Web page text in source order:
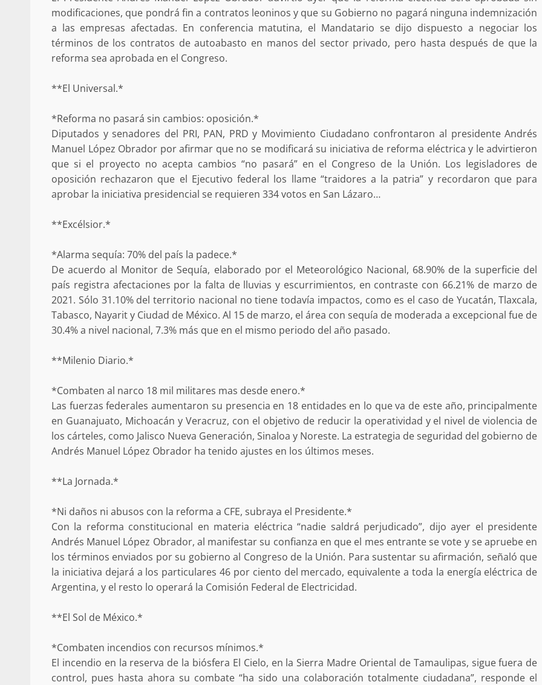
modificaciones, que pondrá fin a contratos leoninos y que su Gobierno no pagará ninguna indemnización
a las empresas afectadas. En conferencia matutina, el Mandatario se dijo dispuesto a negociar los
términos de los contratos de autoabasto en manos del sector privado, pero hasta después de que la
reforma sea aprobada en el Congreso.
**El Universal.*
*Reforma no pasará sin cambios: oposición.*
Diputados y senadores del PRI, PAN, PRD y Movimiento Ciudadano confrontaron al presidente Andrés
Manuel López Obrador por afirmar que no se modificará su iniciativa de reforma eléctrica y le advirtieron
que si el proyecto no acepta cambios “no pasará” en el Congreso de la Unión. Los legisladores de
oposición rechazaron que el Ejecutivo federal los llame “traidores a la patria” y recordaron que para
aprobar la iniciativa presidencial se requieren 334 votos en San Lázaro…
**Excélsior.*
*Alarma sequía: 70% del país la padece.*
De acuerdo al Monitor de Sequía, elaborado por el Meteorológico Nacional, 68.90% de la superficie del
país registra afectaciones por la falta de lluvias y escurrimientos, en contraste con 66.21% de marzo de
2021. Sólo 31.10% del territorio nacional no tiene todavía impactos, como es el caso de Yucatán, Tlaxcala,
Tabasco, Nayarit y Ciudad de México. Al 15 de marzo, el área con sequía de moderada a excepcional fue de
30.4% a nivel nacional, 7.3% más que en el mismo periodo del año pasado.
**Milenio Diario.*
*Combaten al narco 18 mil militares mas desde enero.*
Las fuerzas federales aumentaron su presencia en 18 entidades en lo que va de este año, principalmente
en Guanajuato, Michoacán y Veracruz, con el objetivo de reducir la operatividad y el nivel de violencia de
los cárteles, como Jalisco Nueva Generación, Sinaloa y Noreste. La estrategia de seguridad del gobierno de
Andrés Manuel López Obrador ha tenido ajustes en los últimos meses.
**La Jornada.*
*Ni daños ni abusos con la reforma a CFE, subraya el Presidente.*
Con la reforma constitucional en materia eléctrica “nadie saldrá perjudicado”, dijo ayer el presidente
Andrés Manuel López Obrador, al manifestar su confianza en que el mes entrante se vote y se apruebe en
los términos enviados por su gobierno al Congreso de la Unión. Para sustentar su afirmación, señaló que
la iniciativa dejará a los particulares 46 por ciento del mercado, equivalente a toda la energía eléctrica de
Argentina, y el resto lo operará la Comisión Federal de Electricidad.
**El Sol de México.*
*Combaten incendios con recursos mínimos.*
El incendio en la reserva de la biósfera El Cielo, en la Sierra Madre Oriental de Tamaulipas, sigue fuera de
control, pues hasta ahora su combate “ha sido una colaboración totalmente ciudadana”, responde el
Respaldar la Reforma Electoral es estar del
lado del pueblo: Tania Caballero
5 marzo 2026
estructural integral de las instalaciones de la
Escuela Secundaria General Moisés Sáenz
Garza
5 agosto 2026
Se normaliza la circulación vehicular a la
altura del puente Templadera, San Pedro
¡Histórico! Bukele elimina el presupuesto a
admin 16 julio 2026
Exhorta Poder Legislativo al IEEPO
y al Iocied a realizar una evaluación
técnica y estructural integral de las
Despliega Gabinete de Seguridad
operativos aéreos en la Sierra Sur
para reforzar la vigilancia y
búsqueda de persona desaparecida
admin 17 septiembre 2025
California; FGR lo investiga por
presuntos delitos de delincuencia
organizada y contrabando
admin 16 julio 2026